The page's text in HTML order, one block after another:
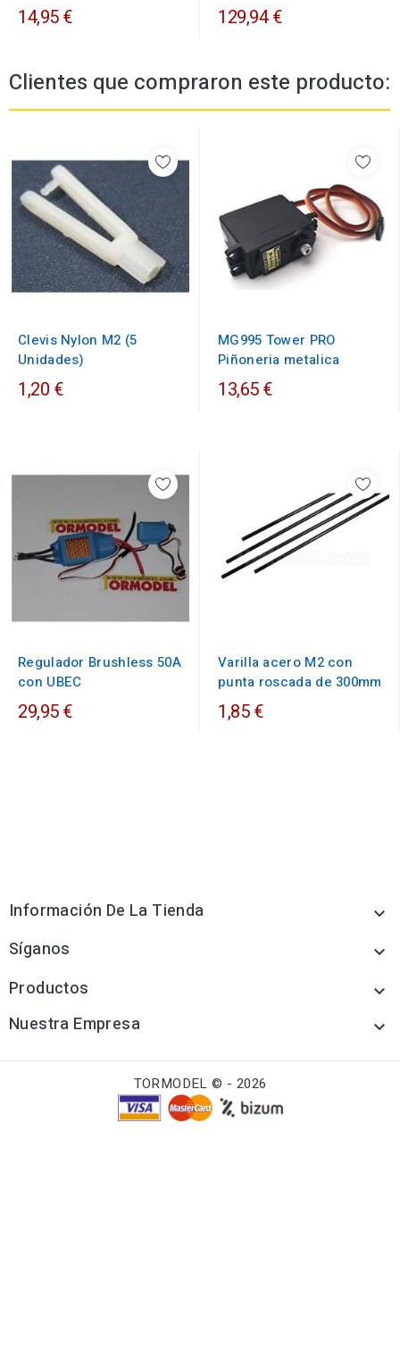
14,95 € 129,94 €
Clientes que compraron este producto:
Clevis Nylon M2 (5
Unidades)
1,20 €
MG995 Tower PRO
Piñoneria metalica
13,65 €
Regulador Brushless 50A
con UBEC
29,95 €
Varilla acero M2 con
punta roscada de 300mm
1,85 €
Información De La Tienda 
Síganos 
Productos 
Nuestra Empresa 
TORMODEL © - 2026